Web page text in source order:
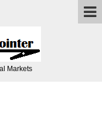
Markets